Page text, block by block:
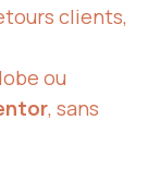
clients,
ou
, sans